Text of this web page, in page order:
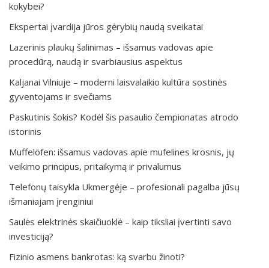
kokybei?
Ekspertai įvardija jūros gėrybių naudą sveikatai
Lazerinis plaukų šalinimas – išsamus vadovas apie
procedūrą, naudą ir svarbiausius aspektus
Kaljanai Vilniuje – moderni laisvalaikio kultūra sostinės
gyventojams ir svečiams
Paskutinis šokis? Kodėl šis pasaulio čempionatas atrodo
istorinis
Muffelöfen: išsamus vadovas apie mufelines krosnis, jų
veikimo principus, pritaikymą ir privalumus
Telefonų taisykla Ukmergėje – profesionali pagalba jūsų
išmaniajam įrenginiui
Saulės elektrinės skaičiuoklė – kaip tiksliai įvertinti savo
investiciją?
Fizinio asmens bankrotas: ką svarbu žinoti?